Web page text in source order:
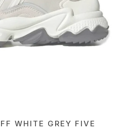
WHITE GREY FIVE